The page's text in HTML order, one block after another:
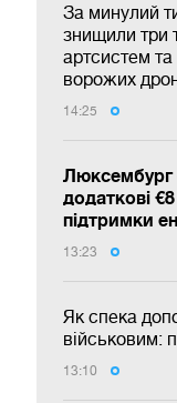
За минулий
знищили три
артсистем
ворожих
14:25
Люксембург
додаткові
підтримки
13:23
Як спека
військовим:
13:10